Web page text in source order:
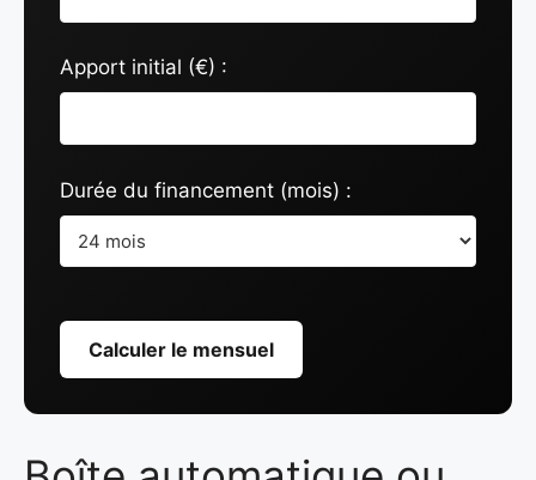
Apport initial (€) :
Durée du financement (mois) :
Calculer le mensuel